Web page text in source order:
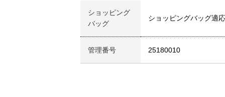
ショッピング
バッグ
ショッピングバッグ適応
管理番号 25180010